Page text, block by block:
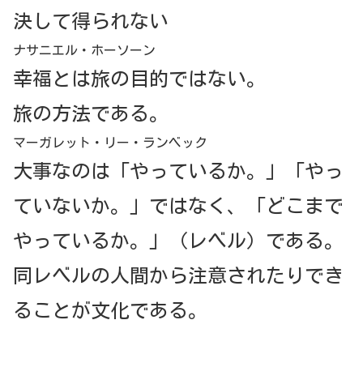
決して得られない
ナサニエル・ホーソーン
幸福とは旅の目的ではない。
旅の方法である。
マーガレット・リー・ランベック
大事なのは「やっているか。」「やっ
ていないか。」ではなく、「どこまで
やっているか。」（レベル）である。
同レベルの人間から注意されたりでき
ることが文化である。